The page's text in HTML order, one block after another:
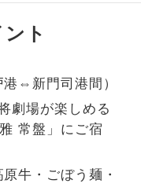
ト
⇔新門司港間）
劇場が楽しめる
常盤」にご宿
牛・ごぼう麺・
とができます。
な個人型プランで
な個人型プランで